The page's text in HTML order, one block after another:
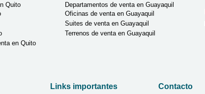
Quito
en Quito
Departamentos de venta en Guayaquil
Oficinas de venta en Guayaquil
Suites de venta en Guayaquil
Terrenos de venta en Guayaquil
Links importantes Contacto